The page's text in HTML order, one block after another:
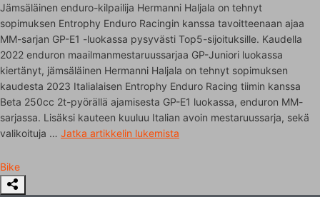
Jämsäläinen enduro-kilpailija Hermanni Haljala on tehnyt
sopimuksen Entrophy Enduro Racingin kanssa tavoitteenaan ajaa
MM-sarjan GP-E1 -luokassa pysyvästi Top5-sijoituksille. Kaudella
2022 enduron maailmanmestaruussarjaa GP-Juniori luokassa
kiertänyt, jämsäläinen Hermanni Haljala on tehnyt sopimuksen
kaudesta 2023 Italialaisen Entrophy Enduro Racing tiimin kanssa
Beta 250cc 2t-pyörällä ajamisesta GP-E1 luokassa, enduron MM-
sarjassa. Lisäksi kauteen kuuluu Italian avoin mestaruussarja, sekä
valikoituja … Jatka artikkelin lukemista
Bike